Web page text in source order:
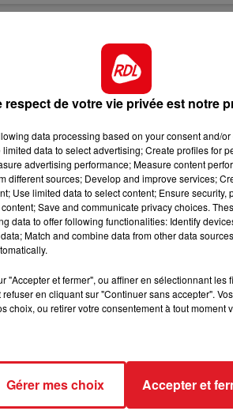
PRONOSTICS
MORTAGNE :
JUILLET
12 Juillet
PRONOSTICS
respect de votre vie privée est notre
data processing based on your consent and/
data to select advertising; Create profiles for
advertising performance; Measure content
different sources; Develop and improve services;
Use limited data to select content; Ensure security,
Save and communicate privacy choices.
data to offer following functionalities: Identify
Match and combine data from other data
"Accepter et fermer", ou affiner en sélectionnant
en cliquant sur "Continuer sans accepter".
choix, ou retirer votre consentement à tout moment
Gérer mes choix Accepter et